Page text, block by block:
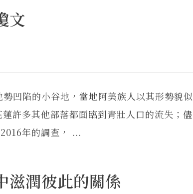
文
陷的小谷地，當地阿美族人以其形勢貌似
許多其他部落都面臨到青壯人口的流失；儘
年的調查， ...
滋潤彼此的關係